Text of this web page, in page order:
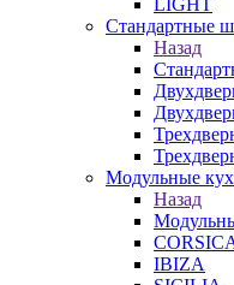
LIGHT
Стандартные
Назад
Модульные
Назад
IBIZA